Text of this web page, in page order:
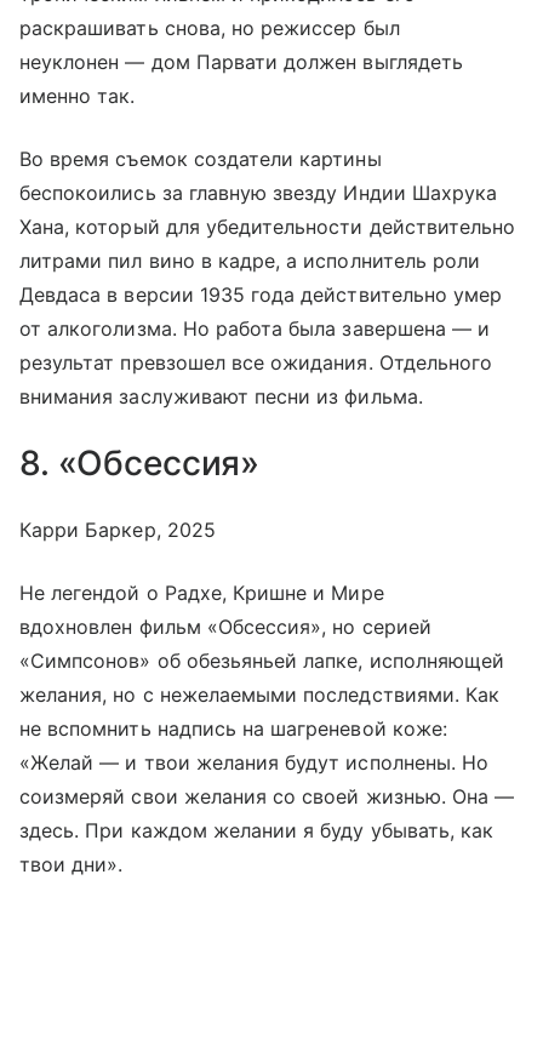
раскрашивать снова, но режиссер был
неуклонен — дом Парвати должен выглядеть
именно так.
Во время съемок создатели картины
беспокоились за главную звезду Индии Шахрука
Хана, который для убедительности действительно
литрами пил вино в кадре, а исполнитель роли
Девдаса в версии 1935 года действительно умер
от алкоголизма. Но работа была завершена — и
результат превзошел все ожидания. Отдельного
внимания заслуживают песни из фильма.
8. «Обсессия»
Карри Баркер, 2025
Не легендой о Радхе, Кришне и Мире
вдохновлен фильм «Обсессия», но серией
«Симпсонов» об обезьяньей лапке, исполняющей
желания, но с нежелаемыми последствиями. Как
не вспомнить надпись на шагреневой коже:
«Желай — и твои желания будут исполнены. Но
соизмеряй свои желания со своей жизнью. Она —
здесь. При каждом желании я буду убывать, как
твои дни».